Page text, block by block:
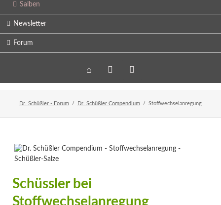
Salben
Newsletter
Forum
Home Veranstaltungen
Newsletter
Dr. Schüßler - Forum Dr. Schüßler Compendium Stoffwechselanregung
Schüssler bei
Stoffwechselanregung